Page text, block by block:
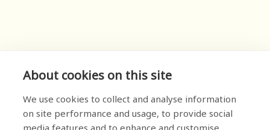
About cookies on this site
We use cookies to collect and analyse information
on site performance and usage, to provide social